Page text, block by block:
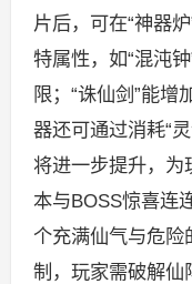
片后，可在“神器
特属性，如“混沌
限；“诛仙剑”能增
器还可通过消耗“
将进一步提升，为
本与BOSS惊喜连
个充满仙气与危险
制，玩家需破解仙